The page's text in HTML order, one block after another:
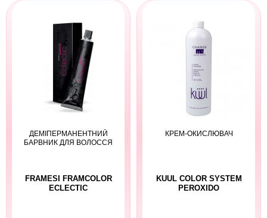
ДЕМІПЕРМАНЕНТНИЙ
БАРВНИК ДЛЯ ВОЛОССЯ
FRAMESI FRAMCOLOR
ECLECTIC
КРЕМ-ОКИСЛЮВАЧ
KUUL COLOR SYSTEM
PEROXIDO